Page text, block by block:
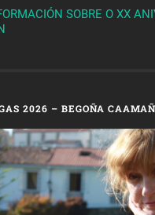
SOBRE O XX
2026 – BEGOÑA